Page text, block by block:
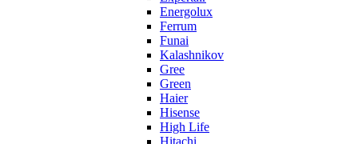
Energolux
Ferrum
Funai
Kalashnikov
Gree
Grеen
Haier
Hisense
High Life